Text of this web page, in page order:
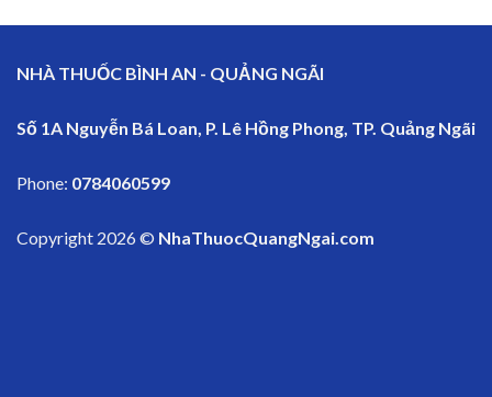
NHÀ THUỐC BÌNH AN - QUẢNG NGÃI
Số 1A Nguyễn Bá Loan, P. Lê Hồng Phong, TP. Quảng Ngãi
Phone: 0784060599
Copyright 2026 © NhaThuocQuangNgai.com